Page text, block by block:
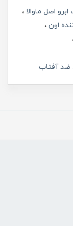
اصل ماوالا
اون
آفتاب